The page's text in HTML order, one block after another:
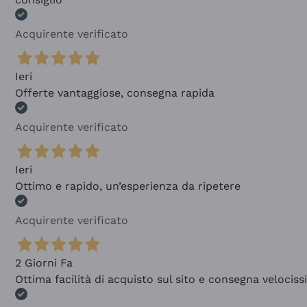
Acquirente verificato
Ieri
Offerte vantaggiose, consegna rapida
Acquirente verificato
Ieri
Ottimo e rapido, un’esperienza da ripetere
Acquirente verificato
2 Giorni Fa
Ottima facilità di acquisto sul sito e consegna